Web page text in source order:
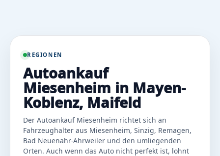
REGIONEN
Autoankauf
Miesenheim in Mayen-
Koblenz, Maifeld
Der Autoankauf Miesenheim richtet sich an
Fahrzeughalter aus Miesenheim, Sinzig, Remagen,
Bad Neuenahr-Ahrweiler und den umliegenden
Orten. Auch wenn das Auto nicht perfekt ist, lohnt